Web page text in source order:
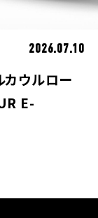
2026.07.10
カウルロー
E-